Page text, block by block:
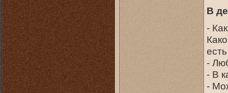
В
-
-
- В
-